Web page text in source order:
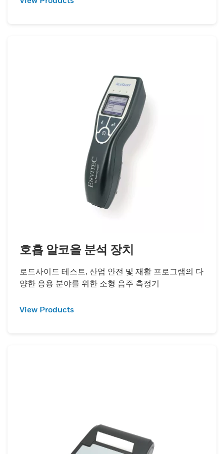
호흡 알코올 분석 장치
로드사이드 테스트, 산업 안전 및 재활 프로그램의 다
양한 응용 분야를 위한 소형 음주 측정기
View Products